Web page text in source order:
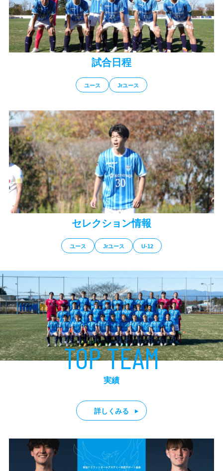
試合日程
ユース Jrユース
セレクション情報
ユース Jrユース U-12
TOP TEAM
実績
詳しくみる